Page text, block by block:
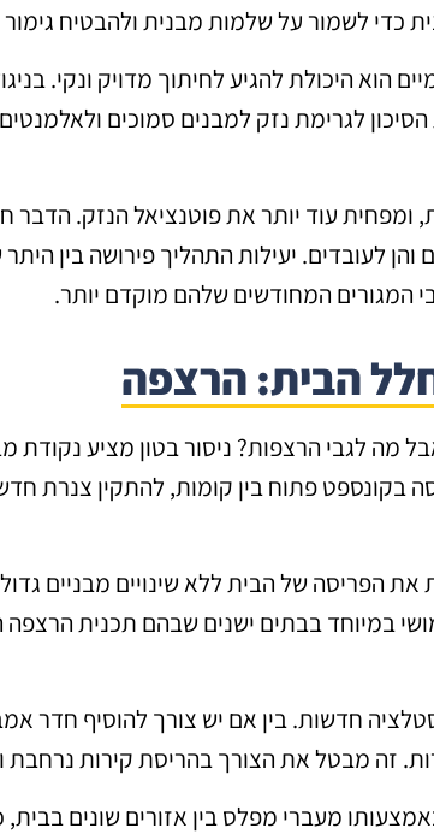
כדי לשמור על שלמות מבנית ולהבטיח
הוא היכולת להגיע לחיתוך מדויק ונקי.
לגרימת נזק למבנים סמוכים
ומפחית עוד יותר את פוטנציאל הנזק. הדבר
והן לעובדים. יעילות התהליך פירושה בין
המגורים המחודשים שלהם מוקדם יותר.
הבית: הרצפה
מה לגבי הרצפות? ניסור בטון מציע
בקונספט פתוח בין קומות, להתקין צנרת
את הפריסה של הבית ללא שינויים מבניים
במיוחד בבתים ישנים שבהם תכנית
חדשות. בין אם יש צורך להוסיף חדר
זה מבטל את הצורך בהריסת קירות נרחבת
מעברי מפלס בין אזורים שונים